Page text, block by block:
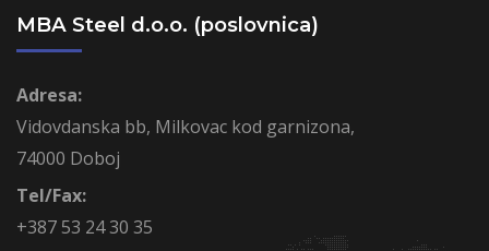
MBA Steel d.o.o. (poslovnica)
Adresa:
Vidovdanska bb, Milkovac kod garnizona,
74000 Doboj
Tel/Fax:
+387 53 24 30 35